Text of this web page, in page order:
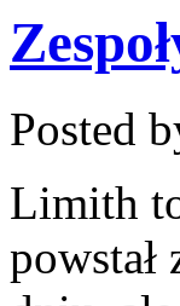
Posted
Limith